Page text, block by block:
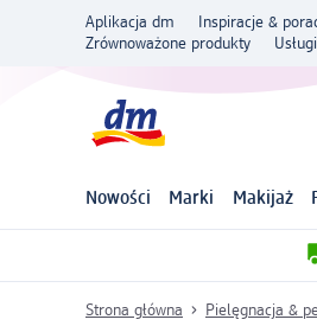
Aplikacja dm Inspiracje &
Zrównoważone produkty
Usługi
Nowości Marki Makijaż
Strona główna Pielęgnacja &